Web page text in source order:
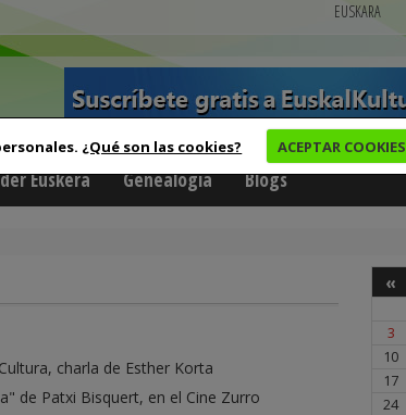
¿Qué son las cookies? ACEPTAR COOKIES
EUSKARA
Euskera Genealogía Blogs
charla de Esther Korta
de Patxi Bisquert, en el Cine Zurro
«
3
10
17
24